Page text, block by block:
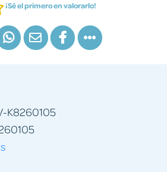
¡Sé el primero en valorarlo!
K8260105